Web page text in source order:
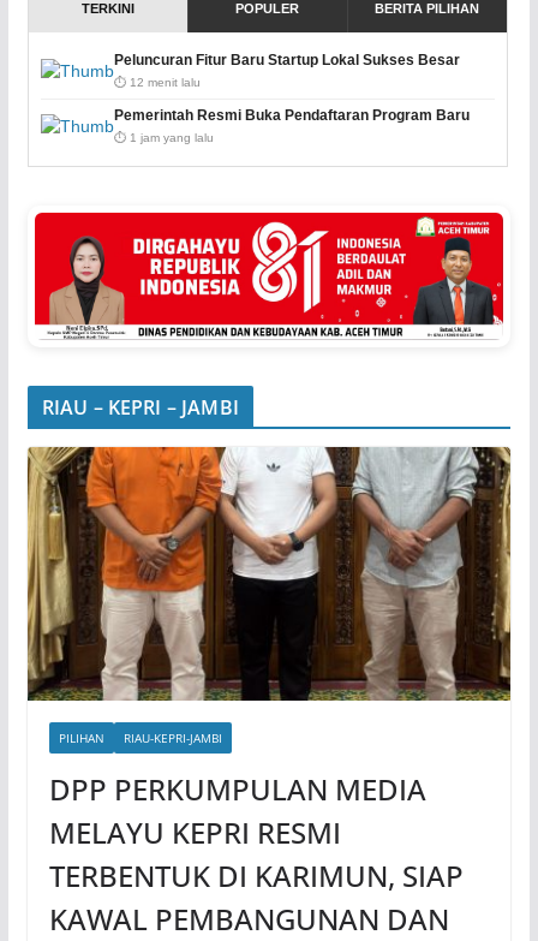
TERKINI POPULER BERITA PILIHAN
Peluncuran Fitur Baru Startup Lokal Sukses Besar
⏱️ 12 menit lalu
Pemerintah Resmi Buka Pendaftaran Program Baru
⏱️ 1 jam yang lalu
RIAU – KEPRI – JAMBI
PILIHAN RIAU-KEPRI-JAMBI
DPP PERKUMPULAN MEDIA
MELAYU KEPRI RESMI
TERBENTUK DI KARIMUN, SIAP
KAWAL PEMBANGUNAN DAN